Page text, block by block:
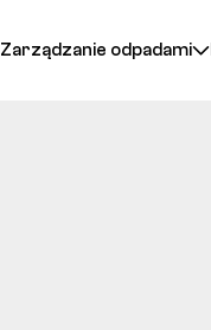
Zarządzanie odpadami